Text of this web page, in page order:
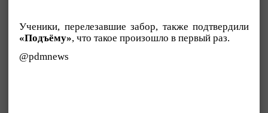
Ученики, перелезавшие забор, также подтвердили
«Подъёму», что такое произошло в первый раз.
@pdmnews